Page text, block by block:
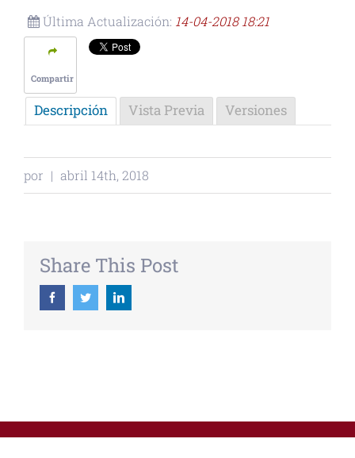
Última Actualización: 14-04-2018 18:21
Compartir
Descripción Vista Previa Versiones
por | abril 14th, 2018
Share This Post
FacebookTwitterLinkedin